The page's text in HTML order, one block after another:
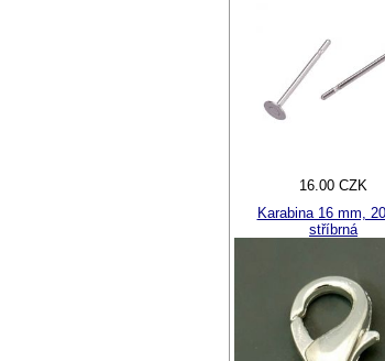
16.00 CZK
Karabina 16 mm,
stříbrná